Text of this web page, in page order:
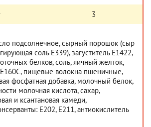
3
подсолнечное, сырный порошок (сыр
соль Е339), загуститель Е1422,
белков, соль, яичный желток,
пищевые волокна пшеничные,
фосфатная добавка, молочный белок,
молочная кислота, сахар,
и ксантановая камеди,
Е202, Е211, антиокислитель